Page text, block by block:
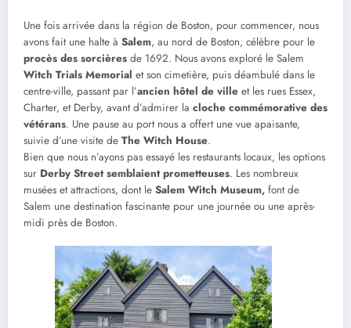
Une fois arrivée dans la région de Boston, pour commencer, nous
avons fait une halte à Salem, au nord de Boston, célèbre pour le
procès des sorcières de 1692. Nous avons exploré le Salem
Witch Trials Memorial et son cimetière, puis déambulé dans le
centre-ville, passant par l’ancien hôtel de ville et les rues Essex,
Charter, et Derby, avant d’admirer la cloche commémorative des
vétérans. Une pause au port nous a offert une vue apaisante,
suivie d’une visite de The Witch House.
Bien que nous n’ayons pas essayé les restaurants locaux, les options
sur Derby Street semblaient prometteuses. Les nombreux
musées et attractions, dont le Salem Witch Museum, font de
Salem une destination fascinante pour une journée ou une après-
midi près de Boston.